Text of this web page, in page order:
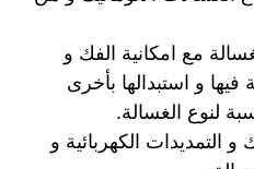
مع امكانية الفك و
و استبدالها بأخرى
لنوع الغسالة.
و التمديدات الكهربائية و